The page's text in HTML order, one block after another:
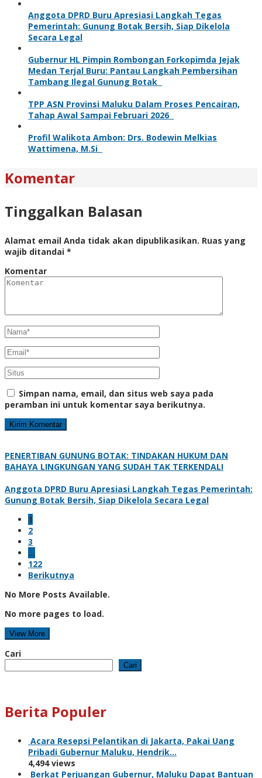
Anggota DPRD Buru Apresiasi Langkah Tegas
Pemerintah: Gunung Botak Bersih, Siap Dikelola
Secara Legal
Gubernur HL Pimpin Rombongan Forkopimda Jejak
Medan Terjal Buru: Pantau Langkah Pembersihan
Tambang Ilegal Gunung Botak
TPP ASN Provinsi Maluku Dalam Proses Pencairan,
Tahap Awal Sampai Februari 2026
Profil Walikota Ambon: Drs. Bodewin Melkias
Wattimena, M.Si
Komentar
Tinggalkan Balasan
Alamat email Anda tidak akan dipublikasikan. Ruas yang
wajib ditandai *
Komentar
Simpan nama, email, dan situs web saya pada
peramban ini untuk komentar saya berikutnya.
PENERTIBAN GUNUNG BOTAK: TINDAKAN HUKUM DAN
BAHAYA LINGKUNGAN YANG SUDAH TAK TERKENDALI
Anggota DPRD Buru Apresiasi Langkah Tegas Pemerintah:
Gunung Botak Bersih, Siap Dikelola Secara Legal
1
2
3
…
122
Berikutnya
No More Posts Available.
No more pages to load.
View More
Cari
Cari
Berita Populer
Acara Resepsi Pelantikan di Jakarta, Pakai Uang
Pribadi Gubernur Maluku, Hendrik…
4,494 views
Berkat Perjuangan Gubernur, Maluku Dapat Bantuan